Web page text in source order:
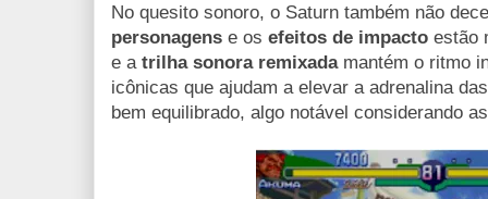
No quesito sonoro, o Saturn também não
personagens e os efeitos de impacto estão
e a trilha sonora remixadamantém o ritmo
icônicas que ajudam a elevar a adrenalina
bem equilibrado, algo notável considerando